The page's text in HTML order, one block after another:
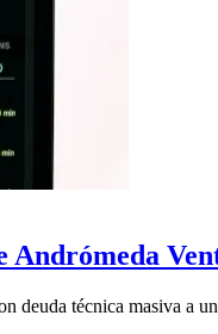
Andrómeda
técnica masiva a